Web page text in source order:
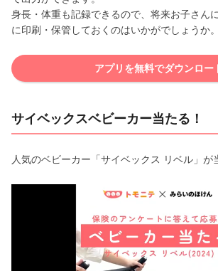
身長・体重も記録できるので、将来お子さん
に印刷・保管しておくのはいかがでしょうか。
アプリを無料でダウンロー
サイベックスベビーカー当たる！
人気のベビーカー「サイベックス リベル」が